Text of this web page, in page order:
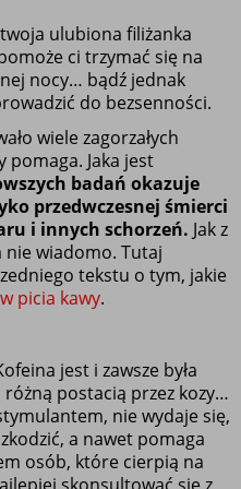
ulubiona filiżanka
ci trzymać się na
nocy… bądź jednak
do bezsenności.
wiele zagorzałych
pomaga. Jaka jest
badań okazuje
przedwczesnej śmierci
i innych schorzeń. Jak z
wiadomo. Tutaj
tekstu o tym, jakie
picia kawy.
jest i zawsze była
postacią przez kozy…
nie wydaje się,
a nawet pomaga
osób, które cierpią na